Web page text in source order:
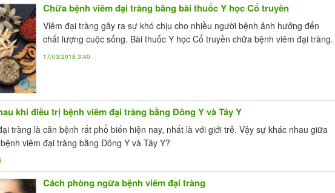
Chữa bệnh viêm đại tràng bằng bài thuốc Y học Cổ truyền
Viêm đại tràng gây ra sự khó chịu cho nhiều người bệnh ảnh hưởng đến
chất lượng cuộc sống. Bài thuốc Y học Cổ truyền chữa bệnh viêm đại tràng.
17/03/2018 3:40
khi điều trị bệnh viêm đại tràng bằng Đông Y và Tây Y
tràng là căn bệnh rất phổ biến hiện nay, nhất là với giới trẻ. Vậy sự khác nhau giữa
viêm đại tràng bằng Đông Y và Tây Y?
Cách phòng ngừa bệnh viêm đại tràng